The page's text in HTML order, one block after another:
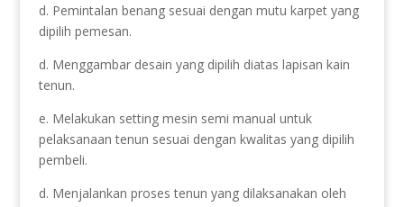
d. Pemintalan benang sesuai dengan mutu karpet yang
dipilih pemesan.
d. Menggambar desain yang dipilih diatas lapisan kain
tenun.
e. Melakukan setting mesin semi manual untuk
pelaksanaan tenun sesuai dengan kwalitas yang dipilih
pembeli.
d. Menjalankan proses tenun yang dilaksanakan oleh